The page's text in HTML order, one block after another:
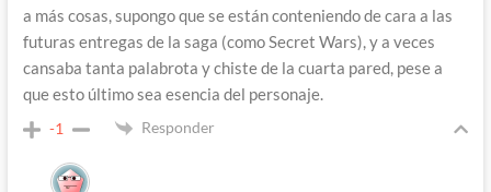
a más cosas, supongo que se están conteniendo de cara a las
futuras entregas de la saga (como Secret Wars), y a veces
cansaba tanta palabrota y chiste de la cuarta pared, pese a
que esto último sea esencia del personaje.
-1 Responder